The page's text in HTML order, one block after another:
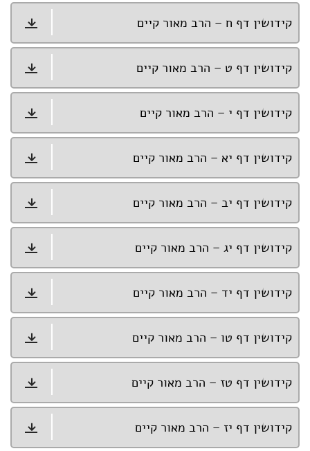
קידושין דף ח – הרב מאור קיים
קידושין דף ט – הרב מאור קיים
קידושין דף י – הרב מאור קיים
קידושין דף יא – הרב מאור קיים
קידושין דף יב – הרב מאור קיים
קידושין דף יג – הרב מאור קיים
קידושין דף יד – הרב מאור קיים
קידושין דף טו – הרב מאור קיים
קידושין דף טז – הרב מאור קיים
קידושין דף יז – הרב מאור קיים